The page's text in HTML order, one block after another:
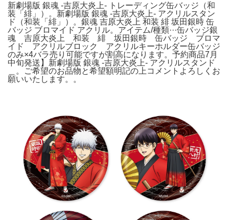
新劇場版 銀魂 -吉原大炎上- トレーディング缶バッジ（和
装「緋」）。新劇場版 銀魂 -吉原大炎上- アクリルスタン
ド（和装「緋」）。銀魂 吉原大炎上 和装 緋 坂田銀時 缶
バッジ ブロマイド アクリル。アイテム/種類···缶バッジ銀
魂 吉原大炎上 和装 緋 坂田銀時 缶バッジ ブロマ
イド アクリルブロック アクリルキーホルダー缶バッジ
のみ×4バラ売り可能ですが割高になります。予約商品7月
中旬発送】新劇場版 銀魂 -吉原大炎上- アクリルスタンド
＿。ご希望のお品物と希望額明記の上コメントよろしくお
願いいたします。。